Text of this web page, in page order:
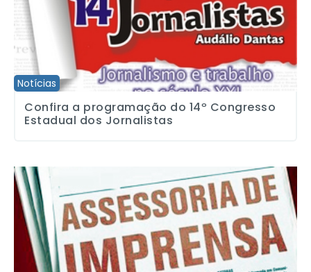
Notícias
Confira a programação do 14º Congresso
Estadual dos Jornalistas
Assessoria de Imprensa: SJSP negocia avanços. Assembleia